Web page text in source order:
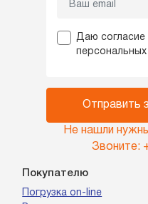
Покупателю
Погрузка on-line
Даю согласие
Отправить
Не нашли
Звоните: